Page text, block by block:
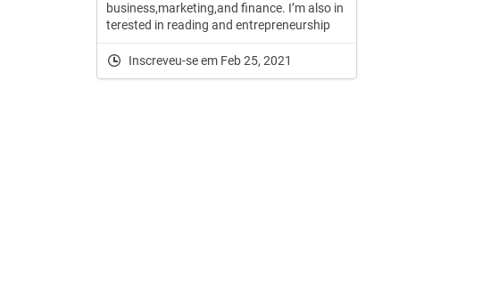
business,marketing,and finance. I’m also in
terested in reading and entrepreneurship
Inscreveu-se em Feb 25, 2021